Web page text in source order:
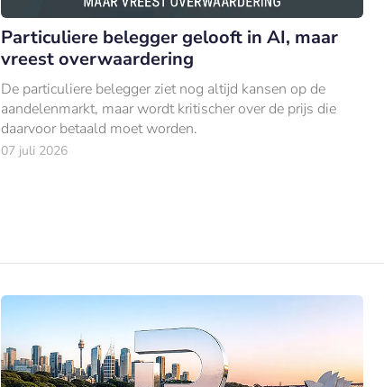
Particuliere belegger gelooft in AI, maar
vreest overwaardering
De particuliere belegger ziet nog altijd kansen op de
aandelenmarkt, maar wordt kritischer over de prijs die
daarvoor betaald moet worden.
07 juli 2026